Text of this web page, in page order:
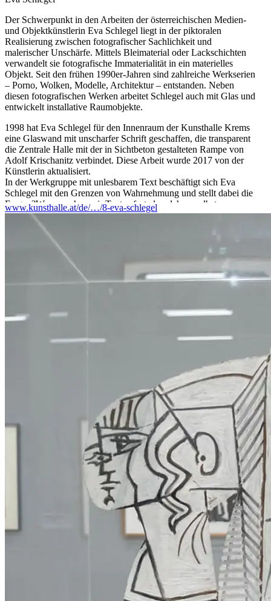
Der Schwerpunkt in den Arbeiten der österreichischen Medien-
und Objektkünstlerin Eva Schlegel liegt in der piktoralen
Realisierung zwischen fotografischer Sachlichkeit und
malerischer Unschärfe. Mittels Bleimaterial oder Lackschichten
verwandelt sie fotografische Immaterialität in ein materielles
Objekt. Seit den frühen 1990er-Jahren sind zahlreiche Werkserien
– Porno, Wolken, Modelle, Architektur – entstanden. Neben
diesen fotografischen Werken arbeitet Schlegel auch mit Glas und
entwickelt installative Raumobjekte.
1998 hat Eva Schlegel für den Innenraum der Kunsthalle Krems
eine Glaswand mit unscharfer Schrift geschaffen, die transparent
die Zentrale Halle mit der in Sichtbeton gestalteten Rampe von
Adolf Krischanitz verbindet. Diese Arbeit wurde 2017 von der
Künstlerin aktualisiert.
In der Werkgruppe mit unlesbarem Text beschäftigt sich Eva
Schlegel mit den Grenzen von Wahrnehmung und stellt dabei die
Frage: ?Warum sehen wir Text sofort als solchen, selbst wenn er
vom primären Informationsgehalt befreit ist??
?Die kaum wahrnehmbare Materialität des Glases ist bei dieser
Arbeit aus mehreren Gründen notwendig, da meine Arbeit auch
immer eine Untersuchung des Raumes ist, des architektonischen
wie immateriellen Raumes. Einerseits schwebt der Text scheinbar
im Raum, die Grenze zwischen Erscheinen und Verschwinden
wird nicht definiert, andererseits ermöglicht Glas aber auch die
In der Kunsthalle Krems zeigt Eva Schlegel unter anderem eine
Innenräumen, zumeist Räumen der Kunst, thematisieren. Das
folgend das Fehlen von rationalen Betrachtungsebenen führt zu
poetischen Seherlebnissen. Die Räume werden durch die
Unschärfe und die Betonung des Lichts in der Fotografie zu
abstrahierter Form. Für diese Werkserie hat Schlegel auch die
große Säulenhalle der Kunsthalle fotografiert. In der Zentralen
Halle gibt Eva Schlegel zudem Einblick in ihr filmisches Werk
und für die Dominikanerkirche hat sie eine raumgreifende
Installation entwickelt. So wird diese Ausstellung einen ganz
aktuellen und weiten Einblick in das Werk dieser bedeutenden
österreichischen Künstlerin zeigen.
lebt und arbeitet in Wien
Picasso. Gorky. Warhol. Skulpturen und Arbeiten auf Papier.
www.kunsthalle.at/de/…/8-eva-schlegel